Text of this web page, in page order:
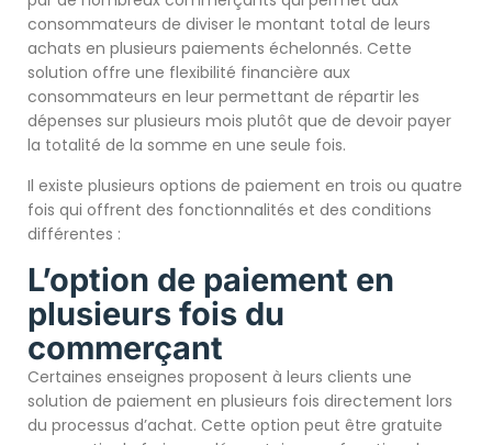
consommateurs de diviser le montant total de leurs
achats en plusieurs paiements échelonnés. Cette
solution offre une flexibilité financière aux
consommateurs en leur permettant de répartir les
dépenses sur plusieurs mois plutôt que de devoir payer
la totalité de la somme en une seule fois.
Il existe plusieurs options de paiement en trois ou quatre
fois qui offrent des fonctionnalités et des conditions
différentes :
L’option de paiement en
plusieurs fois du
commerçant
Certaines enseignes proposent à leurs clients une
solution de paiement en plusieurs fois directement lors
du processus d’achat. Cette option peut être gratuite